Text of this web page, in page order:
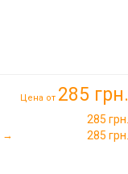
Цена от 285 грн.
285 грн.
→ 285 грн.